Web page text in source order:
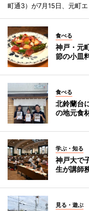
町通3）が7月15日、元町エ
食べる
神戸・元
節の小皿
食べる
北鈴蘭台
の地元食
学ぶ・知る
神戸大で
生が講師
見る・遊ぶ